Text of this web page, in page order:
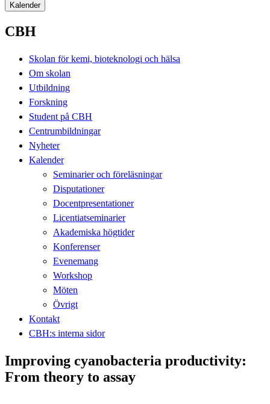
Kalender
CBH
Skolan för kemi, bioteknologi och hälsa
Om skolan
Utbildning
Forskning
Student på CBH
Centrumbildningar
Nyheter
Kalender
Seminarier och föreläsningar
Disputationer
Docentpresentationer
Licentiatseminarier
Akademiska högtider
Konferenser
Evenemang
Workshop
Möten
Övrigt
Kontakt
CBH:s interna sidor
Improving cyanobacteria productivity:
From theory to assay